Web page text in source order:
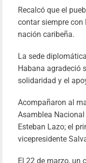
Recalcó que el
contar siempre con
nación caribeña.
La sede
Habana agradeció
solidaridad y el
Acompañaron al
Asamblea
Esteban Lazo; el
vicepresidente
El 22 de marzo, un